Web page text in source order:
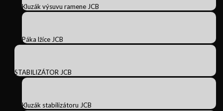
Kluzák výsuvu ramene JCB
Páka lžíce JCB
STABILIZÁTOR JCB
Kluzák stabilizátoru JCB